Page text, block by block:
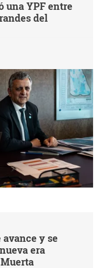
una YPF entre
del
avance y se
era